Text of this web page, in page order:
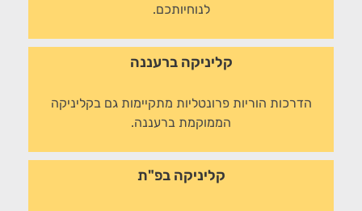
לנוחיותכם.
קליניקה ברעננה
הדרכות הוריות פרונטליות מתקיימות גם בקליניקה
הממוקמת ברעננה.
קליניקה בפ"ת